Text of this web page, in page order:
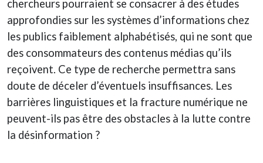
chercheurs pourraient se consacrer à des études
approfondies sur les systèmes d’informations chez
les publics faiblement alphabétisés, qui ne sont que
des consommateurs des contenus médias qu’ils
reçoivent. Ce type de recherche permettra sans
doute de déceler d’éventuels insuffisances. Les
barrières linguistiques et la fracture numérique ne
peuvent-ils pas être des obstacles à la lutte contre
la désinformation ?